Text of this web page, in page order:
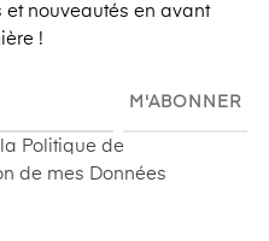
et nouveautés en avant
!
M'ABONNER
Politique de
de mes Données